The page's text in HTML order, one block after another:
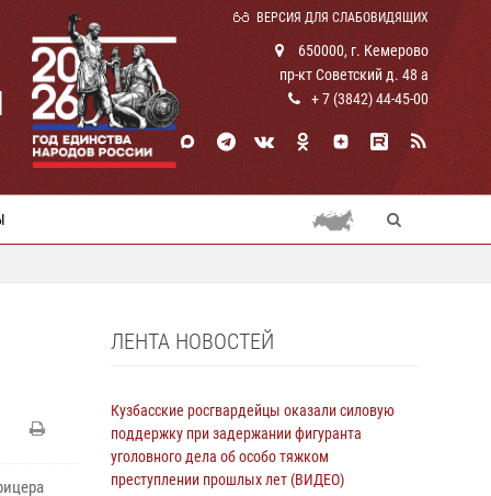
ВЕРСИЯ ДЛЯ СЛАБОВИДЯЩИХ
650000, г. Кемерово
пр-кт Советский д. 48 а
+ 7 (3842) 44-45-00
ЛЕНТА НОВОСТЕЙ
Кузбасские росгвардейцы оказали силовую
поддержку при задержании фигуранта
уголовного дела об особо тяжком
преступлении прошлых лет (ВИДЕО)